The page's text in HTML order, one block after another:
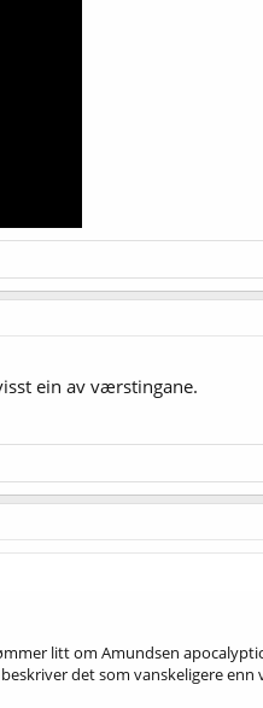
ein av værstingane.
litt om Amundsen
det som vanskeligere